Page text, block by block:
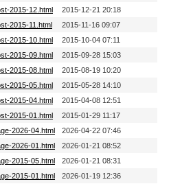
2015-12.html
2015-12-21 20:18
2015-11.html
2015-11-16 09:07
2015-10.html
2015-10-04 07:11
2015-09.html
2015-09-28 15:03
2015-08.html
2015-08-19 10:20
2015-05.html
2015-05-28 14:10
2015-04.html
2015-04-08 12:51
2015-01.html
2015-01-29 11:17
2026-04.html
2026-04-22 07:46
2026-01.html
2026-01-21 08:52
2015-05.html
2026-01-21 08:31
2015-01.html
2026-01-19 12:36